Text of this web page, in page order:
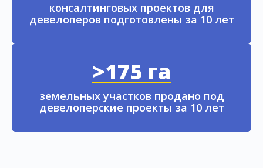
консалтинговых проектов для
девелоперов подготовлены за 10 лет
>175 га
земельных участков продано под
девелоперские проекты за 10 лет